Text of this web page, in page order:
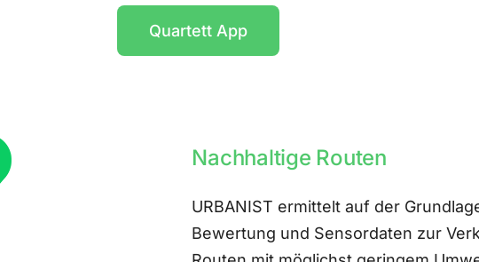
Quartett App
Nachhaltige Routen
URBANIST ermittelt auf der
Bewertung und Sensordaten zur